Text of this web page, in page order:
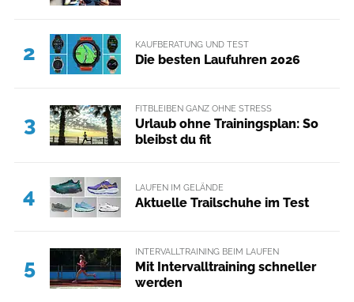
2 KAUFBERATUNG UND TEST
Die besten Laufuhren 2026
3
FITBLEIBEN GANZ OHNE STRESS
Urlaub ohne Trainingsplan: So
bleibst du fit
4 LAUFEN IM GELÄNDE
Aktuelle Trailschuhe im Test
5
INTERVALLTRAINING BEIM LAUFEN
Mit Intervalltraining schneller
werden